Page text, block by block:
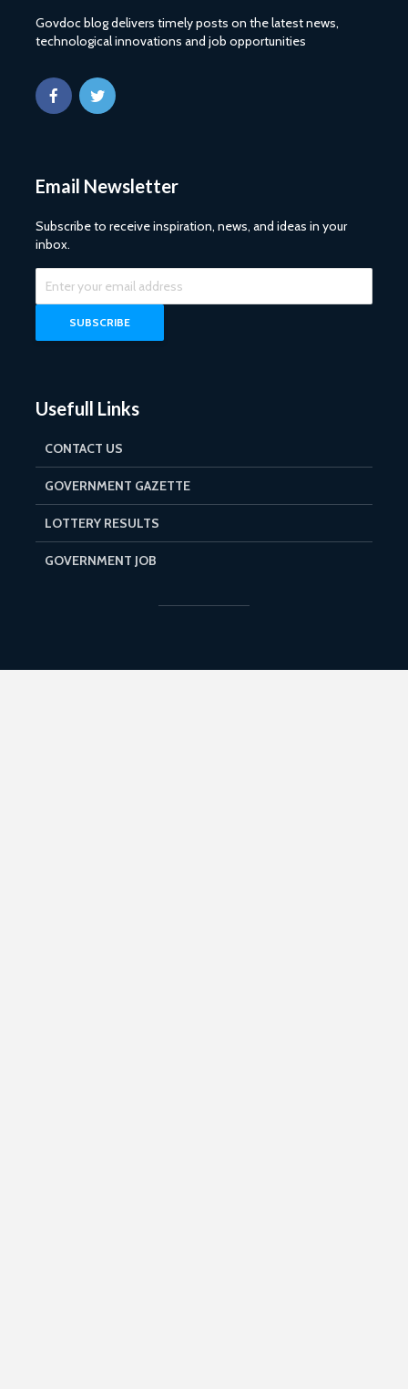
Govdoc blog delivers timely posts on the latest news,
technological innovations and job opportunities
Email Newsletter
Subscribe to receive inspiration, news, and ideas in your
inbox.
Usefull Links
CONTACT US
GOVERNMENT GAZETTE
LOTTERY RESULTS
GOVERNMENT JOB